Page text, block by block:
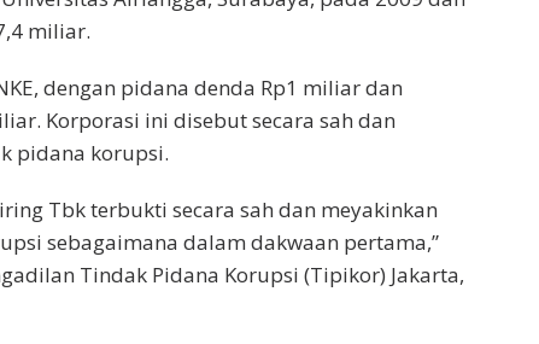
miliar.
dengan pidana denda Rp1 miliar dan
Korporasi ini disebut secara sah dan
pidana korupsi.
Tbk terbukti secara sah dan meyakinkan
sebagaimana dalam dakwaan pertama,”
Tindak Pidana Korupsi (Tipikor) Jakarta,